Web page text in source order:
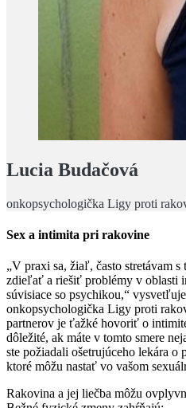
Lucia Budačová
onkopsychologička Ligy proti
Sex a intimita pri rakovine
„V praxi sa, žiaľ, často stretávam
zdieľať a riešiť problémy v oblasti
súvisiace so psychikou,“
onkopsychologička Ligy proti
partnerov je ťažké hovoriť o
dôležité, ak máte v tomto smere
ste požiadali ošetrujúceho lekára o
ktoré môžu nastať vo vašom
Rakovina a jej liečba môžu